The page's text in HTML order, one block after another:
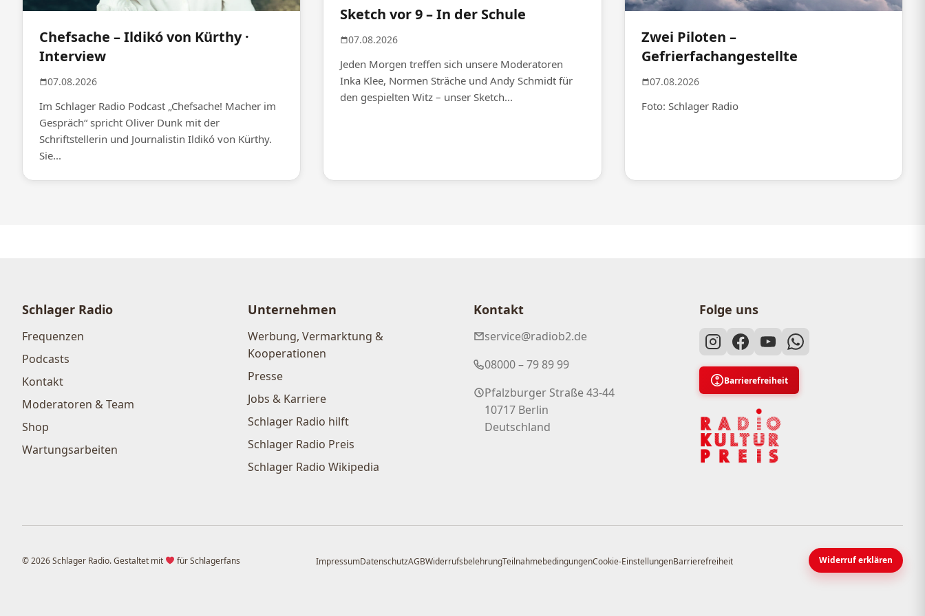
Chefsache – Ildikó von Kürthy ·
Interview
07.08.2026
Im Schlager Radio Podcast „Chefsache! Macher im
Gespräch“ spricht Oliver Dunk mit der
Schriftstellerin und Journalistin Ildikó von Kürthy.
Sie...
Sketch vor 9 – In der Schule
07.08.2026
Jeden Morgen treffen sich unsere Moderatoren
Inka Klee, Normen Sträche und Andy Schmidt für
den gespielten Witz – unser Sketch...
Zwei Piloten –
Gefrierfachangestellte
07.08.2026
Foto: Schlager Radio
Schlager Radio
Frequenzen
Podcasts
Kontakt
Moderatoren & Team
Shop
Wartungsarbeiten
Unternehmen
Werbung, Vermarktung &
Kooperationen
Presse
Jobs & Karriere
Schlager Radio hilft
Schlager Radio Preis
Schlager Radio Wikipedia
Kontakt
service@radiob2.de
08000 – 79 89 99
Pfalzburger Straße 43-44
10717 Berlin
Deutschland
Folge uns
Barrierefreiheit
© 2026 Schlager Radio. Gestaltet mit für Schlagerfans ImpressumDatenschutzAGBWiderrufsbelehrungTeilnahmebedingungenCookie-EinstellungenBarrierefreiheit Widerruf erklären